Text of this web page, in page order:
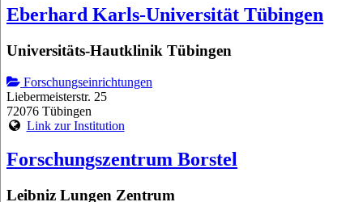
Eberhard Karls-Universität Tübingen
Universitäts-Hautklinik Tübingen
Forschungseinrichtungen
Liebermeisterstr. 25
72076 Tübingen
Link zur Institution
Forschungszentrum Borstel
Leibniz Lungen Zentrum